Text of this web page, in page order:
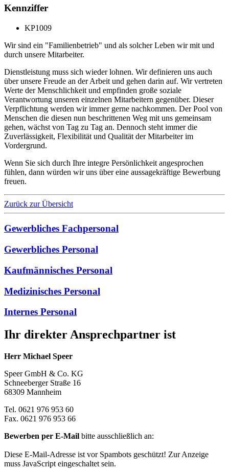
Kennziffer
KP1009
Wir sind ein "Familienbetrieb" und als solcher Leben wir mit und
durch unsere Mitarbeiter.
Dienstleistung muss sich wieder lohnen. Wir definieren uns auch
über unsere Freude an der Arbeit und gehen darin auf. Wir vertreten
Werte der Menschlichkeit und empfinden große soziale
Verantwortung unseren einzelnen Mitarbeitern gegenüber. Dieser
Verpflichtung werden wir immer gerne nachkommen. Der Pool von
Menschen die diesen nun beschrittenen Weg mit uns gemeinsam
gehen, wächst von Tag zu Tag an. Dennoch steht immer die
Zuverlässigkeit, Flexibilität und Qualität der Mitarbeiter im
Vordergrund.
Wenn Sie sich durch Ihre integre Persönlichkeit angesprochen
fühlen, dann würden wir uns über eine aussagekräftige Bewerbung
freuen.
Zurück zur Übersicht
Gewerbliches Fachpersonal
Gewerbliches Personal
Kaufmännisches Personal
Medizinisches Personal
Internes Personal
Ihr direkter Ansprechpartner ist
Herr Michael Speer
Speer GmbH & Co. KG
Schneeberger Straße 16
68309 Mannheim
Tel. 0621 976 953 60
Fax. 0621 976 953 66
Bewerben per E-Mail bitte ausschließlich an:
Diese E-Mail-Adresse ist vor Spambots geschützt! Zur Anzeige
muss JavaScript eingeschaltet sein.